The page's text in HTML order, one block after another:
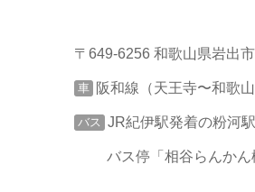
〒649-6256 和歌山県岩出
車 阪和線（天王寺〜和歌
バス JR紀伊駅発着の粉河
バス停「相谷らんかん